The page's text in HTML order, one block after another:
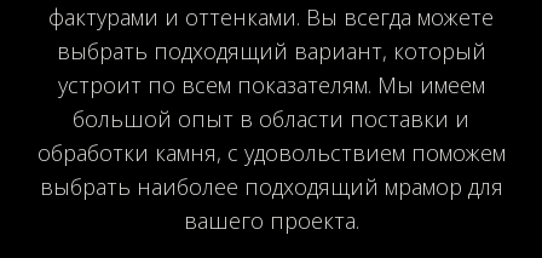
фактурами и оттенками. Вы всегда можете
выбрать подходящий вариант, который
устроит по всем показателям. Мы имеем
большой опыт в области поставки и
обработки камня, с удовольствием поможем
выбрать наиболее подходящий мрамор для
вашего проекта.